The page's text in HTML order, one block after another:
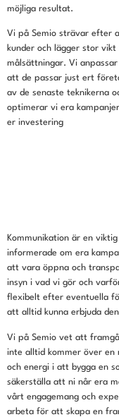
möjliga resultat.
Vi på Semio strävar efter
kunder och lägger stor
målsättningar. Vi
att de passar just ert
av de senaste teknikerna
optimerar vi era
er investering
Kommunikation är en
informerade om era
att vara öppna och
insyn i vad vi gör och
flexibelt efter eventuella
att alltid kunna erbjuda
Vi på Semio vet att
inte alltid kommer över
och energi i att bygga en
säkerställa att ni når era
vårt engagemang och
arbeta för att skapa en